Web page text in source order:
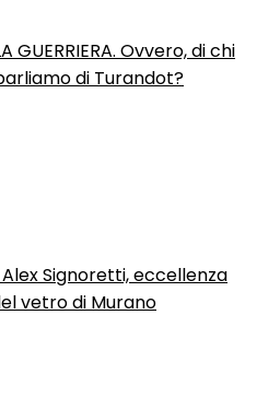
GUERRIERA. Ovvero, di chi
di Turandot?
Signoretti, eccellenza
vetro di Murano